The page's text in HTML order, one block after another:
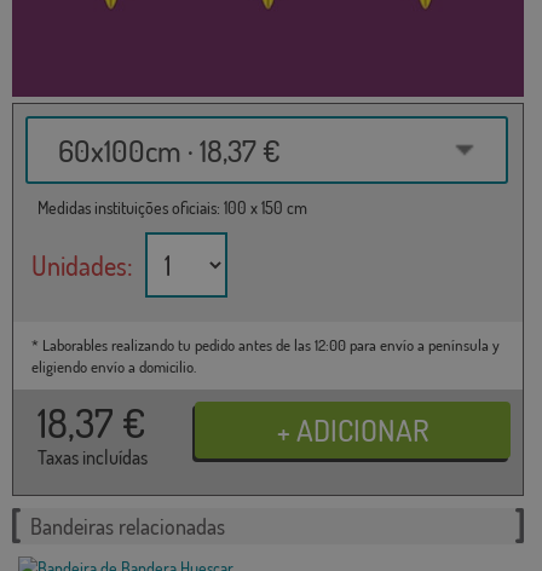
60x100cm · 18,37 €
Medidas instituições oficiais: 100 x 150 cm
Unidades:
* Laborables realizando tu pedido antes de las 12:00 para envío a península y
eligiendo envío a domicilio.
18,37 €
Taxas incluídas
Bandeiras relacionadas